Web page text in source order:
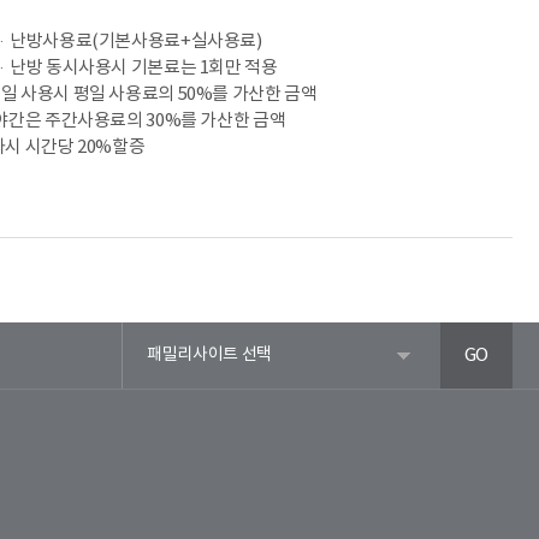
난방사용료(기본사용료+실사용료)
방 동시사용시 기본료는 1회만 적용
사용시 평일 사용료의 50%를 가산한 금액
간은 주간사용료의 30%를 가산한 금액
시 시간당 20%할증